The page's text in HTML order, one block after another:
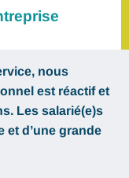
nous
est réactif et
Les salarié(e)s
et d’une grande